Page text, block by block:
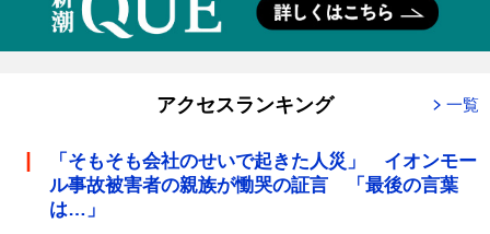
アクセスランキング 一覧
「そもそも会社のせいで起きた人災」 イオンモー
ル事故被害者の親族が慟哭の証言 「最後の言葉
は…」